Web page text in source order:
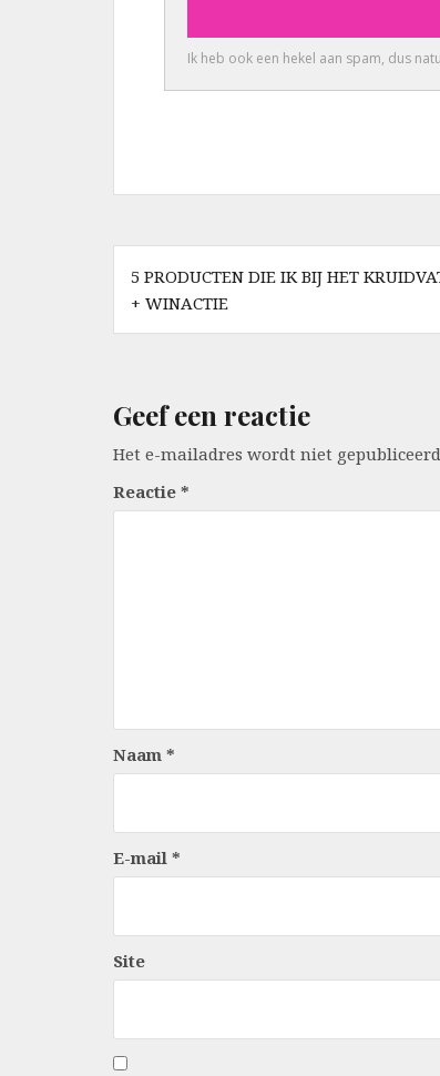
Berichtnavigatie
5 PRODUCTEN DIE IK BIJ HET
+ WINACTIE
Geef een reactie
Het e-mailadres wordt niet
Reactie *
Naam *
E-mail *
Site